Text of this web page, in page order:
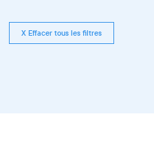
X Effacer tous les filtres